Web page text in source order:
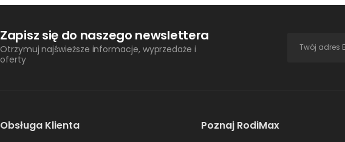
Zapisz się do naszego newslettera
Otrzymuj najświeższe informacje, wyprzedaże i
oferty
Obsługa Klienta Poznaj RodiMax